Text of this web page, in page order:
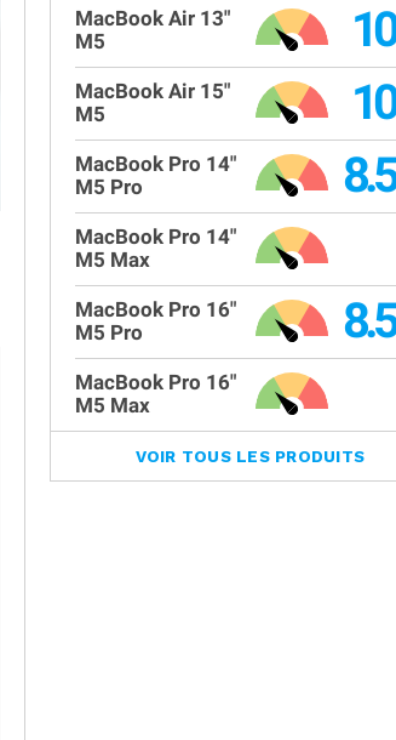
MacBook Air 13"
M5
10
MacBook Air 15"
M5
10
MacBook Pro 14"
M5 Pro
8.5
MacBook Pro 14"
M5 Max
MacBook Pro 16"
M5 Pro
8.5
MacBook Pro 16"
M5 Max
VOIR TOUS LES PRODUITS